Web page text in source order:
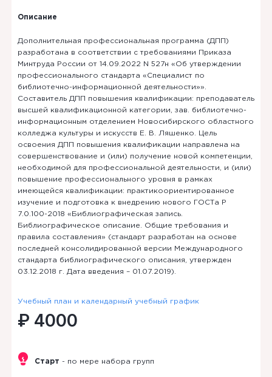
Описание
Дополнительная профессиональная программа (ДПП)
разработана в соответствии с требованиями Приказа
Минтруда России от 14.09.2022 N 527н «Об утверждении
профессионального стандарта «Специалист по
библиотечно-информационной деятельности»».
Составитель ДПП повышения квалификации: преподаватель
высшей квалификационной категории, зав. библиотечно-
информационным отделением Новосибирского областного
колледжа культуры и искусств Е. В. Ляшенко. Цель
освоения ДПП повышения квалификации направлена на
совершенствование и (или) получение новой компетенции,
необходимой для профессиональной деятельности, и (или)
повышение профессионального уровня в рамках
имеющейся квалификации: практикоориентированное
изучение и подготовка к внедрению нового ГОСТа Р
7.0.100-2018 «Библиографическая запись.
Библиографическое описание. Общие требования и
правила составления» (стандарт разработан на основе
последней консолидированной версии Международного
стандарта библиографического описания, утвержден
03.12.2018 г. Дата введения – 01.07.2019).
Учебный план и календарный учебный график
₽ 4000
Старт - по мере набора групп